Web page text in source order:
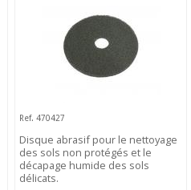
Ref. 470427
Disque abrasif pour le nettoyage
des sols non protégés et le
décapage humide des sols
délicats.